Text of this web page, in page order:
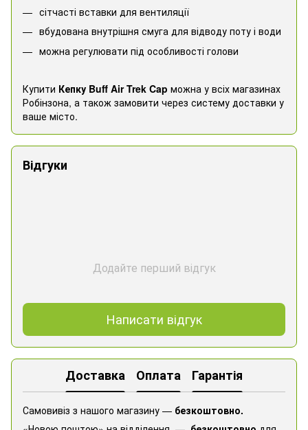
сітчасті вставки для вентиляції
вбудована внутрішня смуга для відводу поту і води
можна регулювати під особливості голови
Купити Кепку Buff Air Trek Cap можна у всіх магазинах
Робінзона, а також замовити через систему доставки у
ваше місто.
Відгуки
Додайте перший відгук
Написати відгук
Доставка Оплата Гарантія
Самовивіз з нашого магазину — безкоштовно.